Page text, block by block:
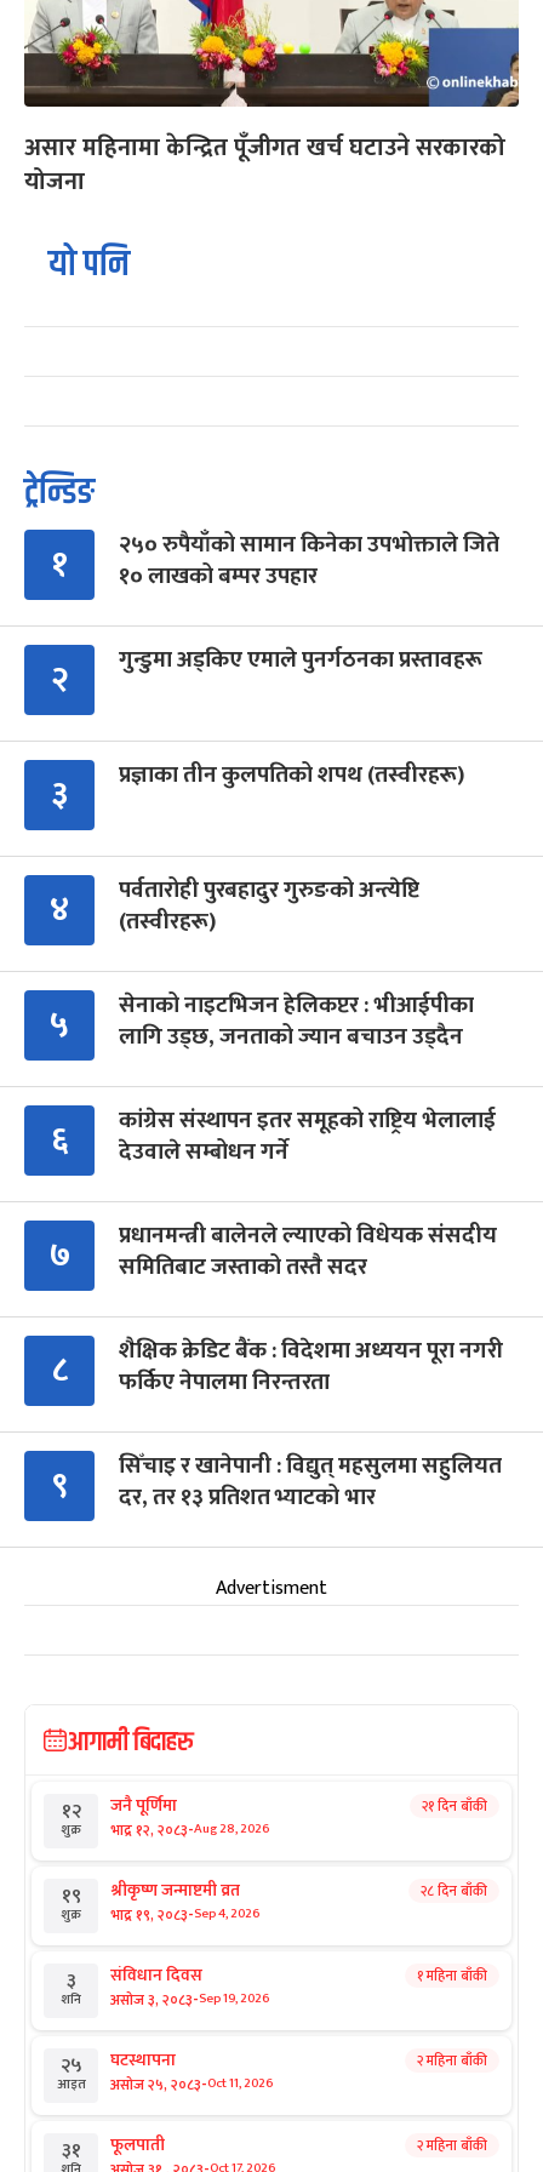
असार महिनामा केन्द्रित पूँजीगत खर्च घटाउने सरकारको
योजना
यो पनि
ट्रेन्डिङ
१
२५० रुपैयाँको सामान किनेका उपभोक्ताले जिते
१० लाखको बम्पर उपहार
२ गुन्डुमा अड्किए एमाले पुनर्गठनका प्रस्तावहरू
३ प्रज्ञाका तीन कुलपतिको शपथ (तस्वीरहरू)
४
पर्वतारोही पुरबहादुर गुरुङको अन्त्येष्टि
(तस्वीरहरू)
५
सेनाको नाइटभिजन हेलिकप्टर : भीआईपीका
लागि उड्छ, जनताको ज्यान बचाउन उड्दैन
६
कांग्रेस संस्थापन इतर समूहको राष्ट्रिय भेलालाई
देउवाले सम्बोधन गर्ने
७
प्रधानमन्त्री बालेनले ल्याएको विधेयक संसदीय
समितिबाट जस्ताको तस्तै सदर
८
शैक्षिक क्रेडिट बैंक : विदेशमा अध्ययन पूरा नगरी
फर्किए नेपालमा निरन्तरता
९
सिँचाइ र खानेपानी : विद्युत् महसुलमा सहुलियत
दर, तर १३ प्रतिशत भ्याटको भार
Advertisment
आगामी बिदाहरु
१२
शुक्र
जनै पूर्णिमा
भाद्र १२, २०८३-Aug 28, 2026
२१ दिन बाँकी
१९
शुक्र
श्रीकृष्ण जन्माष्टमी व्रत
भाद्र १९, २०८३-Sep 4, 2026
२८ दिन बाँकी
३
शनि
संविधान दिवस
असोज ३, २०८३-Sep 19, 2026
१ महिना बाँकी
२५
आइत
घटस्थापना
असोज २५, २०८३-Oct 11, 2026
२ महिना बाँकी
३१ फूलपाती २ महिना बाँकी